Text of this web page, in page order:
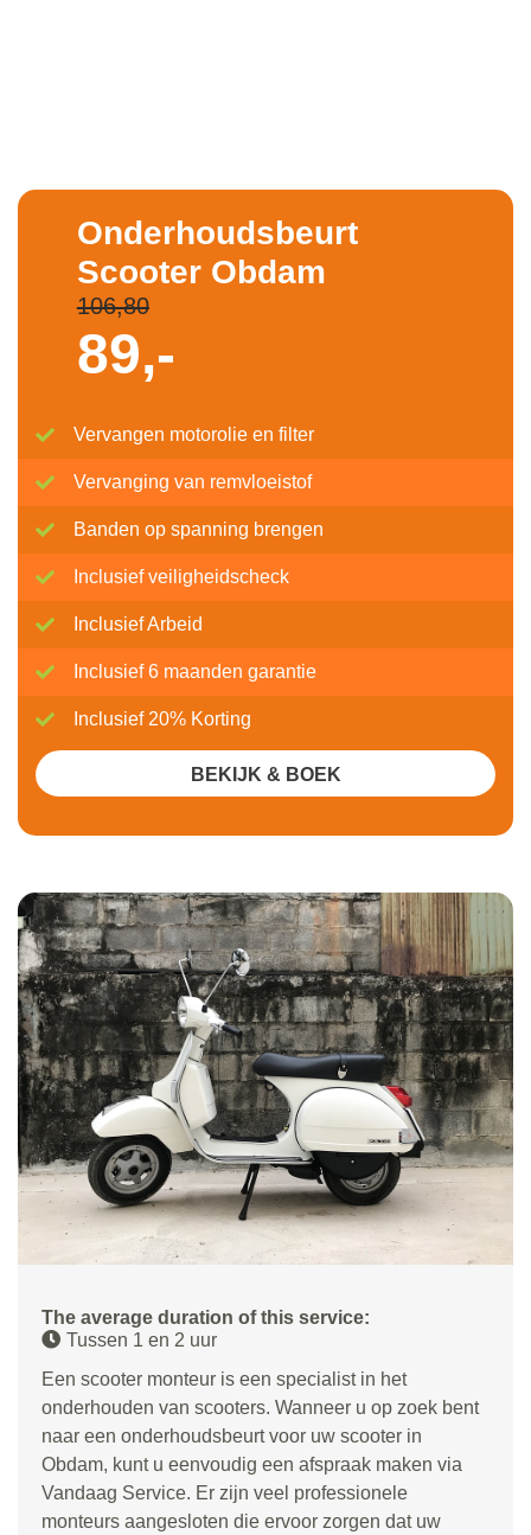
The average duration of this service:
Tussen 1 en 2 uur
Een scooter monteur is een specialist in het
onderhouden van scooters. Wanneer u op zoek bent
naar een onderhoudsbeurt voor uw scooter in
Obdam, kunt u eenvoudig een afspraak maken via
Vandaag Service. Er zijn veel professionele
monteurs aangesloten die ervoor zorgen dat uw
Onderhoudsbeurt
Scooter Obdam
106,80
89,-
Vervangen motorolie en filter
Vervanging van remvloeistof
Banden op spanning brengen
Inclusief veiligheidscheck
Inclusief Arbeid
Inclusief 6 maanden garantie
Inclusief 20% Korting
BEKIJK & BOEK